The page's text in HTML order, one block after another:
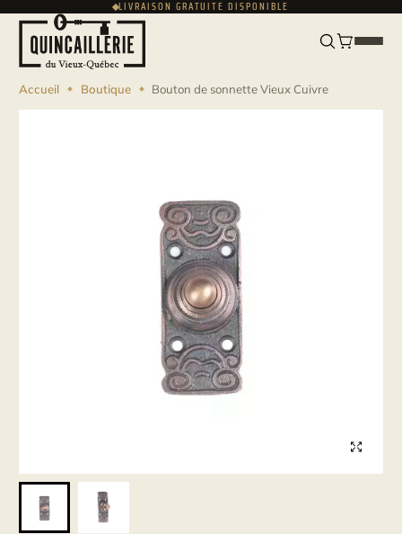
LIVRAISON GRATUITE DISPONIBLE
ENGLISHUSD
Accueil Boutique Bouton de sonnette Vieux Cuivre